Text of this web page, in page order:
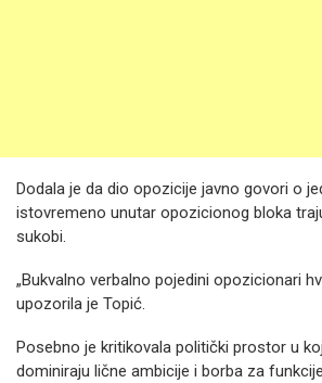
Dodala je da dio opozicije javno govori o
istovremeno unutar opozicionog bloka
sukobi.
„Bukvalno verbalno pojedini opozicionari
upozorila je Topić.
Posebno je kritikovala politički prostor u
dominiraju lične ambicije i borba za